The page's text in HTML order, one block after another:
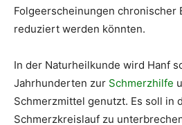
Folgeerscheinungen chronischer
reduziert werden könnten.
In der Naturheilkunde wird Hanf
Jahrhunderten zur Schmerzhilfe
Schmerzmittel genutzt. Es soll in
Schmerzkreislauf zu